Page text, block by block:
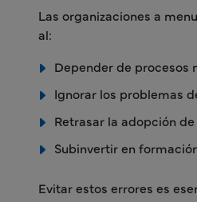
Las organizaciones a
al:
Depender de procesos
Ignorar los problemas
Retrasar la adopción
Subinvertir en
Evitar estos errores es